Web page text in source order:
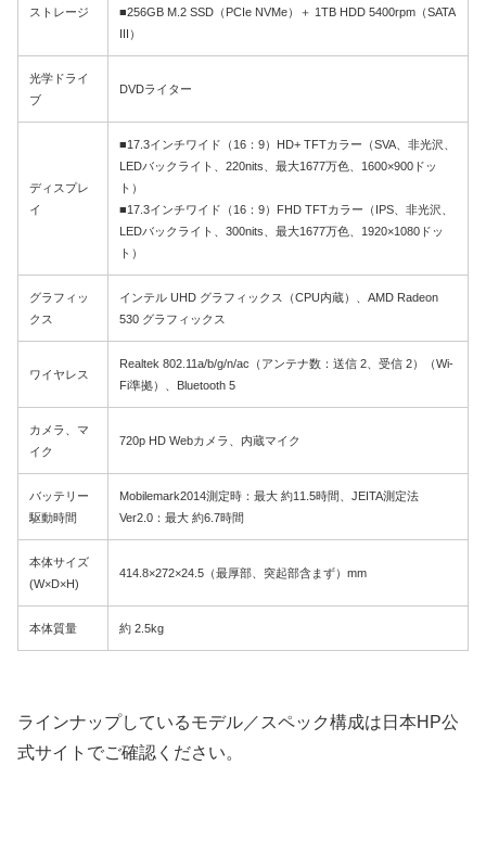
ストレージ
■256GB M.2 SSD（PCIe NVMe）＋ 1TB HDD 5400rpm（SATA
III）
光学ドライ
ブ
DVDライター
ディスプレ
イ
■17.3インチワイド（16：9）HD+ TFTカラー（SVA、非光沢、
LEDバックライト、220nits、最大1677万色、1600×900ドッ
ト）
■17.3インチワイド（16：9）FHD TFTカラー（IPS、非光沢、
LEDバックライト、300nits、最大1677万色、1920×1080ドッ
ト）
グラフィッ
クス
インテル UHD グラフィックス（CPU内蔵）、AMD Radeon
530 グラフィックス
ワイヤレス
Realtek 802.11a/b/g/n/ac（アンテナ数：送信 2、受信 2）（Wi-
Fi準拠）、Bluetooth 5
カメラ、マ
イク
720p HD Webカメラ、内蔵マイク
バッテリー
駆動時間
Mobilemark2014測定時：最大 約11.5時間、JEITA測定法
Ver2.0：最大 約6.7時間
本体サイズ
(W×D×H)
414.8×272×24.5（最厚部、突起部含まず）mm
本体質量 約 2.5kg
ラインナップしているモデル／スペック構成は日本HP公
式サイトでご確認ください。